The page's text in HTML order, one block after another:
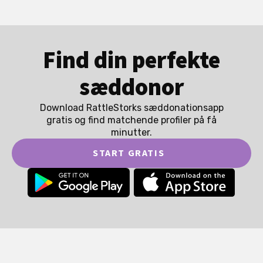
Find din perfekte
sæddonor
Download RattleStorks sæddonationsapp
gratis og find matchende profiler på få
minutter.
START GRATIS